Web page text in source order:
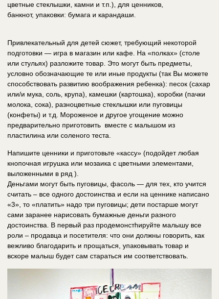
цветные стеклышки, камни и т.п.), для ценников,
банкнот, упаковки: бумага и карандаши.
Привлекательный для детей сюжет, требующий некоторой
подготовки — игра в магазин или кафе. На «полках» (столе
или стульях) разложите товар. Это могут быть предметы,
условно обозначающие те или иные продукты (так Вы можете
способствовать развитию воображения ребенка): песок (сахар
или/и мука, соль, крупа), камешки (картошка), коробки (пачки
молока, сока), разноцветные стеклышки или пуговицы
(конфеты) и т.д. Мороженое и другое угощение можно
предварительно приготовить вместе с малышом из
пластилина или соленого теста.
Напишите ценники и приготовьте «кассу» (подойдет любая
кнопочная игрушка или мозаика с цветными элементами,
выложенными в ряд ).
Деньгами могут быть пуговицы, фасоль — для тех, кто учится
считать – все одного достоинства и если на ценнике написано
«3», то «платить» надо три пуговицы; дети постарше могут
сами заранее нарисовать бумажные деньги разного
достоинства. В первый раз продемонстhируйте малышу все
роли – продавца и посетителя: что они должны говорить, как
вежливо благодарить и прощаться, упаковывать товар и
вскоре малыш будет сам стараться им соответствовать.